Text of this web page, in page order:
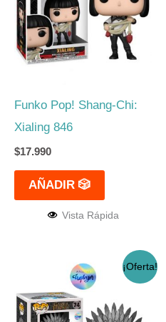
Funko Pop! Shang-Chi:
Xialing 846
$17.990
AÑADIR 🎲
Vista Rápida
¡Oferta!
precio
original
era:
$32.990.
precio
actual
es:
$29.990.